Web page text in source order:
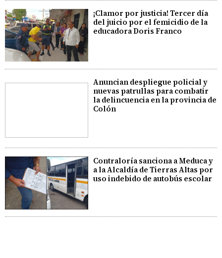
¡Clamor por justicia! Tercer día
del juicio por el femicidio de la
educadora Doris Franco
Anuncian despliegue policial y
nuevas patrullas para combatir
la delincuencia en la provincia de
Colón
Contraloría sanciona a Meduca y
a la Alcaldía de Tierras Altas por
uso indebido de autobús escolar